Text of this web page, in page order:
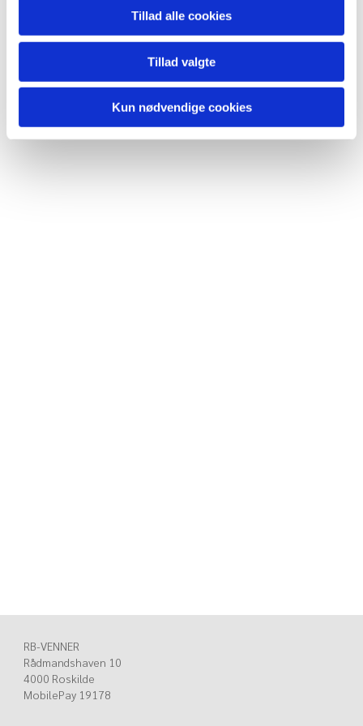
Tillad alle cookies
Tillad valgte
Kun nødvendige cookies
Download invitationen
RB-VENNER
Rådmandshaven 10
4000 Roskilde
MobilePay 19178